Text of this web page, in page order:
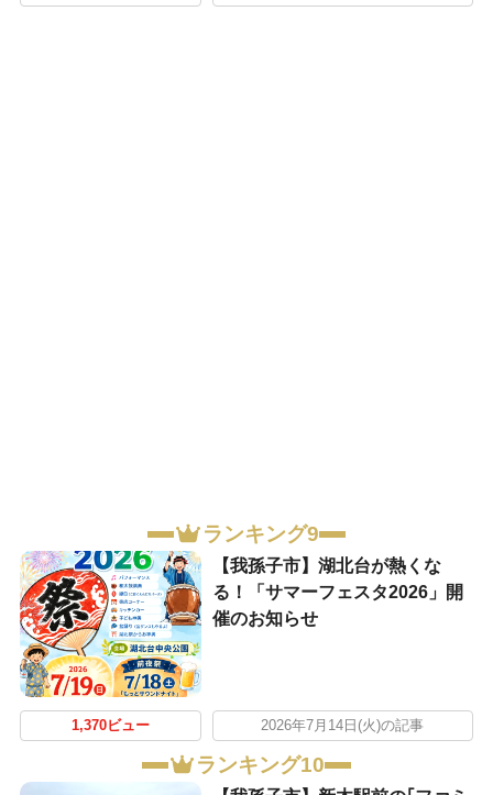
ランキング9
【我孫子市】湖北台が熱くな
る！「サマーフェスタ2026」開
催のお知らせ
1,370ビュー 2026年7月14日(火)の記事
ランキング10